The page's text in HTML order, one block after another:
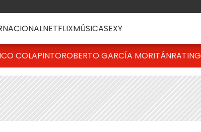
NETFLIXMÚSICASEXY
COLAPINTOROBERTO GARCÍA MORITÁNRATING